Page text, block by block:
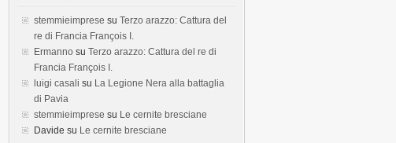
stemmieimprese su Terzo arazzo: Cattura del
re di Francia François I.
Ermanno su Terzo arazzo: Cattura del re di
Francia François I.
luigi casali su La Legione Nera alla battaglia
di Pavia
stemmieimprese su Le cernite bresciane
Davide su Le cernite bresciane